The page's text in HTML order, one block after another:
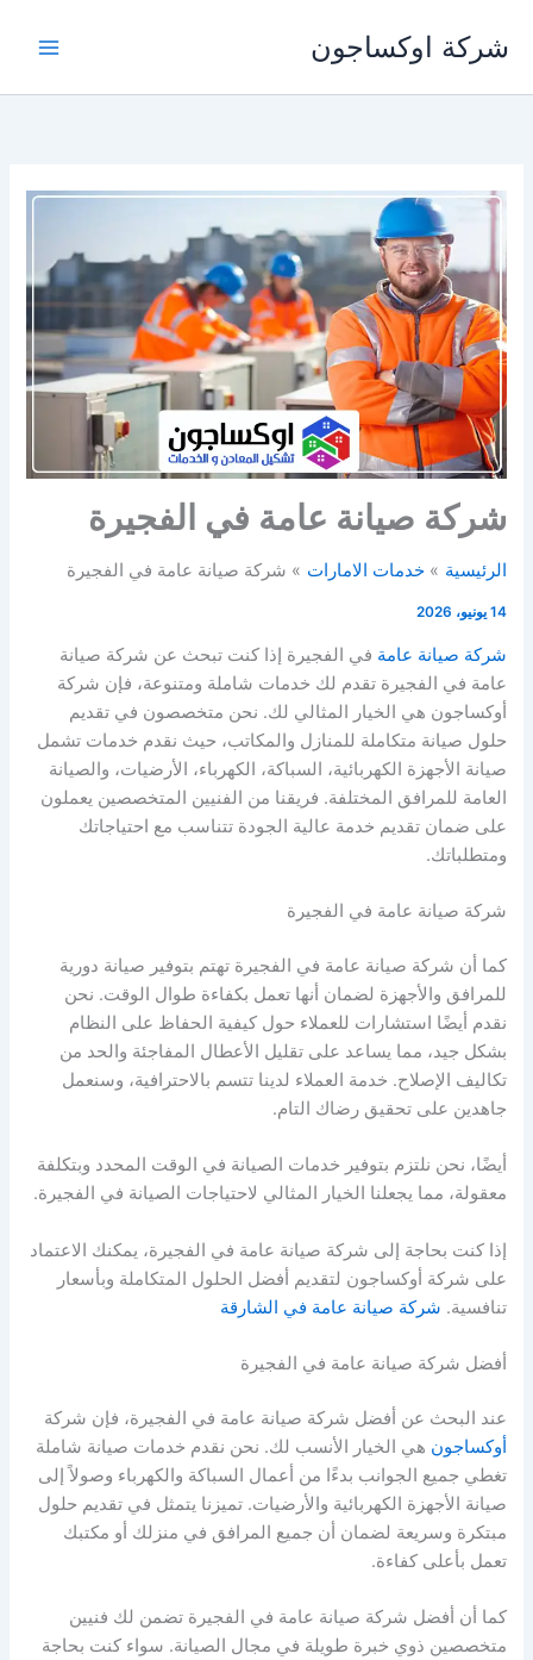
المحتوى
شركة اوكساجون
شركة صيانة عامة في الفجيرة
الرئيسية خدمات الامارات شركة صيانة عامة في الفجيرة
14 يونيو، 2026
شركة صيانة عامة في الفجيرة إذا كنت تبحث عن شركة صيانة
عامة في الفجيرة تقدم لك خدمات شاملة ومتنوعة، فإن شركة
أوكساجون هي الخيار المثالي لك. نحن متخصصون في تقديم
حلول صيانة متكاملة للمنازل والمكاتب، حيث نقدم خدمات تشمل
صيانة الأجهزة الكهربائية، السباكة، الكهرباء، الأرضيات، والصيانة
العامة للمرافق المختلفة. فريقنا من الفنيين المتخصصين يعملون
على ضمان تقديم خدمة عالية الجودة تتناسب مع احتياجاتك
ومتطلباتك.
شركة صيانة عامة في الفجيرة
كما أن شركة صيانة عامة في الفجيرة تهتم بتوفير صيانة دورية
للمرافق والأجهزة لضمان أنها تعمل بكفاءة طوال الوقت. نحن
نقدم أيضًا استشارات للعملاء حول كيفية الحفاظ على النظام
بشكل جيد، مما يساعد على تقليل الأعطال المفاجئة والحد من
تكاليف الإصلاح. خدمة العملاء لدينا تتسم بالاحترافية، وسنعمل
جاهدين على تحقيق رضاك التام.
أيضًا، نحن نلتزم بتوفير خدمات الصيانة في الوقت المحدد وبتكلفة
معقولة، مما يجعلنا الخيار المثالي لاحتياجات الصيانة في الفجيرة.
إذا كنت بحاجة إلى شركة صيانة عامة في الفجيرة، يمكنك الاعتماد
على شركة أوكساجون لتقديم أفضل الحلول المتكاملة وبأسعار
تنافسية. شركة صيانة عامة في الشارقة
أفضل شركة صيانة عامة في الفجيرة
عند البحث عن أفضل شركة صيانة عامة في الفجيرة، فإن شركة
أوكساجون هي الخيار الأنسب لك. نحن نقدم خدمات صيانة شاملة
تغطي جميع الجوانب بدءًا من أعمال السباكة والكهرباء وصولاً إلى
صيانة الأجهزة الكهربائية والأرضيات. تميزنا يتمثل في تقديم حلول
مبتكرة وسريعة لضمان أن جميع المرافق في منزلك أو مكتبك
تعمل بأعلى كفاءة.
كما أن أفضل شركة صيانة عامة في الفجيرة تضمن لك فنيين
متخصصين ذوي خبرة طويلة في مجال الصيانة. سواء كنت بحاجة